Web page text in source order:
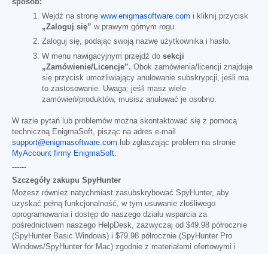
sposób:
Wejdź na stronę www.enigmasoftware.com i kliknij przycisk
„Zaloguj się” w prawym górnym rogu.
Zaloguj się, podając swoją nazwę użytkownika i hasło.
W menu nawigacyjnym przejdź do sekcji
„Zamówienie/Licencje”. Obok zamówienia/licencji znajduje
się przycisk umożliwiający anulowanie subskrypcji, jeśli ma
to zastosowanie. Uwaga: jeśli masz wiele
zamówień/produktów, musisz anulować je osobno.
W razie pytań lub problemów można skontaktować się z pomocą
techniczną EnigmaSoft, pisząc na adres e-mail
support@enigmasoftware.com lub zgłaszając problem na stronie
MyAccount firmy EnigmaSoft
------
Szczegóły zakupu SpyHunter
Możesz również natychmiast zasubskrybować SpyHunter, aby
uzyskać pełną funkcjonalność, w tym usuwanie złośliwego
oprogramowania i dostęp do naszego działu wsparcia za
pośrednictwem naszego HelpDesk, zazwyczaj od $49.98 półrocznie
(SpyHunter Basic Windows) i $79.98 półrocznie (SpyHunter Pro
Windows/SpyHunter for Mac) zgodnie z materiałami ofertowymi i